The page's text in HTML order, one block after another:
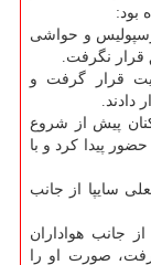
بود:
و حواشی
قرار نگرفت.
قرار گرفت و
پیش از شروع
پیدا كرد و با
سایپا از جانب
جانب هواداران
صورت او را